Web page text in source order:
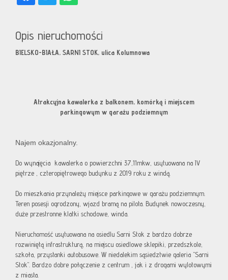
Opis nieruchomości
BIELSKO-BIAŁA, SARNI STOK, ulica Kolumnowa
Atrakcyjna kawalerka z balkonem, komórką i miejscem
parkingowym w garażu podziemnym
Najem okazjonalny.
Do wynajęcia kawalerka o powierzchni 37,11mkw, usytuowana na IV
piętrze , czteropiętrowego budynku z 2019 roku z windą.
Do mieszkania przynależy miejsce parkingowe w garażu podziemnym.
Teren posesji ogrodzony, wjazd bramą na pilota. Budynek nowoczesny,
duże przestronne klatki schodowe, winda.
Nieruchomość usytuowana na osiedlu Sarni Stok z bardzo dobrze
rozwiniętą infrastrukturą, na miejscu osiedlowe sklepiki, przedszkole,
szkoła, przystanki autobusowe. W niedalekim sąsiedztwie galeria "Sarni
Stok". Bardzo dobre połączenie z centrum , jak i z drogami wylotowymi
z miasta.